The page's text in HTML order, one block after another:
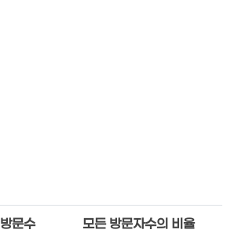
방문수 모든 방문자수의 비율